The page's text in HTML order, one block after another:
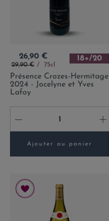
Prix
26,90 €
Prix de base
29,90 € 75cl
18+/20
Présence Crozes-Hermitage
2024 - Jocelyne et Yves
Lafoy
- +
Ajouter au panier